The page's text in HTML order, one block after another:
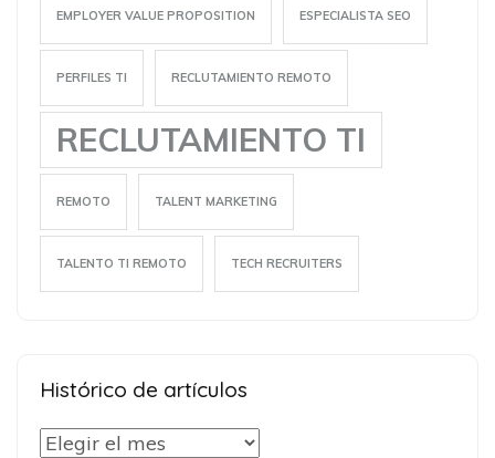
EMPLOYER VALUE PROPOSITION ESPECIALISTA SEO
PERFILES TI RECLUTAMIENTO REMOTO
RECLUTAMIENTO TI
REMOTO TALENT MARKETING
TALENTO TI REMOTO TECH RECRUITERS
Histórico de artículos
Histórico